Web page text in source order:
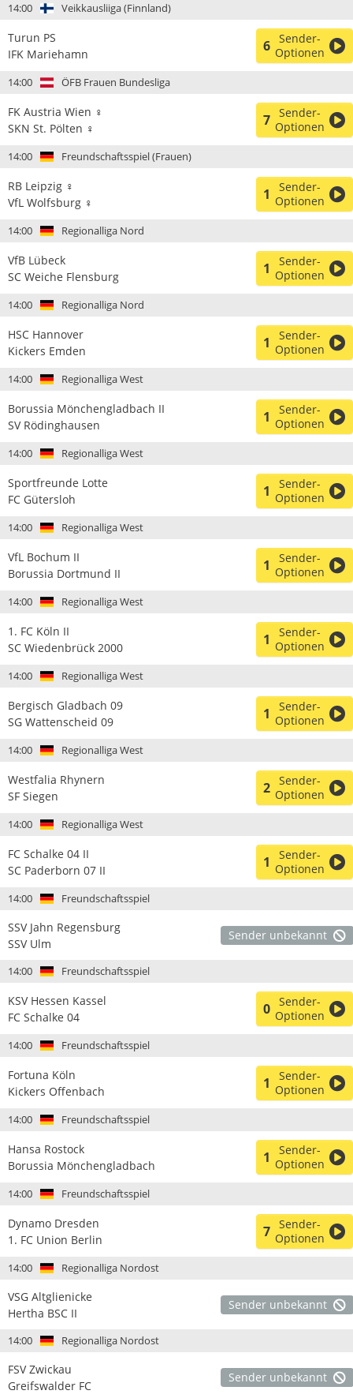
14:00 Veikkausliiga (Finnland)
Turun PS
IFK Mariehamn
6 Sender-
Optionen
14:00 ÖFB Frauen Bundesliga
FK Austria Wien ♀
SKN St. Pölten ♀
7 Sender-
Optionen
14:00 Freundschaftsspiel (Frauen)
RB Leipzig ♀
VfL Wolfsburg ♀
1
Sender-
Optionen
14:00 Regionalliga Nord
VfB Lübeck
SC Weiche Flensburg
1
Sender-
Optionen
14:00 Regionalliga Nord
HSC Hannover
Kickers Emden
1
Sender-
Optionen
14:00 Regionalliga West
Borussia Mönchengladbach II
SV Rödinghausen
1
Sender-
Optionen
14:00 Regionalliga West
Sportfreunde Lotte
FC Gütersloh
1
Sender-
Optionen
14:00 Regionalliga West
VfL Bochum II
Borussia Dortmund II
1
Sender-
Optionen
14:00 Regionalliga West
1. FC Köln II
SC Wiedenbrück 2000
1
Sender-
Optionen
14:00 Regionalliga West
Bergisch Gladbach 09
SG Wattenscheid 09
1
Sender-
Optionen
14:00 Regionalliga West
Westfalia Rhynern
SF Siegen
2 Sender-
Optionen
14:00 Regionalliga West
FC Schalke 04 II
SC Paderborn 07 II
1
Sender-
Optionen
14:00 Freundschaftsspiel
SSV Jahn Regensburg
SSV Ulm
Sender unbekannt
14:00 Freundschaftsspiel
KSV Hessen Kassel
FC Schalke 04
0 Sender-
Optionen
14:00 Freundschaftsspiel
Fortuna Köln
Kickers Offenbach
1
Sender-
Optionen
14:00 Freundschaftsspiel
Hansa Rostock
Borussia Mönchengladbach
1
Sender-
Optionen
14:00 Freundschaftsspiel
Dynamo Dresden
1. FC Union Berlin
7 Sender-
Optionen
14:00 Regionalliga Nordost
VSG Altglienicke
Hertha BSC II
Sender unbekannt
14:00 Regionalliga Nordost
FSV Zwickau
Greifswalder FC
Sender unbekannt